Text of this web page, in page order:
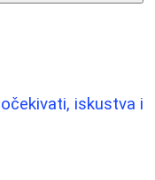
iskustva i